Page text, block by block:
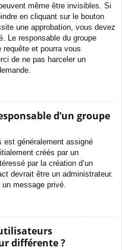
même être invisibles. Si
en cliquant sur le bouton
une approbation, vous devez
Le responsable du groupe
requête et pourra vous
de ne pas harceler un
d’un groupe
est généralement assigné
créés par un
par la création d’un
devrait être un administrateur.
message privé.
différente ?